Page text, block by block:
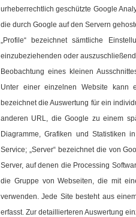
urheberrechtlich geschützte Google
die durch Google auf den Servern
„Profile“ bezeichnet sämtliche
einzubeziehenden oder
Beobachtung eines kleinen
Unter einer einzelnen Website kann
bezeichnet die Auswertung für ein
anderen URL, die Google zu einem
Diagramme, Grafiken und Statistiken
Service; „Server“ bezeichnet die von
Server, auf denen die Processing
die Gruppe von Webseiten, die mit
verwenden. Jede Site besteht aus
erfasst. Zur detaillierteren Auswertung